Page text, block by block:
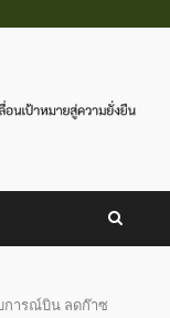
การณ์บิน ลดก๊าซ